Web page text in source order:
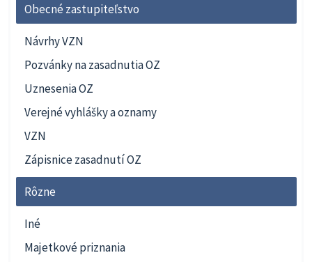
Obecné zastupiteľstvo
Návrhy VZN
Pozvánky na zasadnutia OZ
Uznesenia OZ
Verejné vyhlášky a oznamy
VZN
Zápisnice zasadnutí OZ
Rôzne
Iné
Majetkové priznania